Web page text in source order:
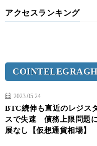
アクセスランキング
COINTELEGRAGH
2023.05.24
BTC続伸も直近のレジス
スで失速 債務上限問題
展なし【仮想通貨相場】